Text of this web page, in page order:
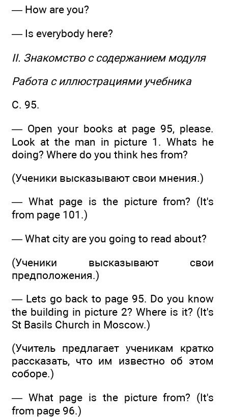
— How are you?
— Is everybody here?
II. Знакомство с содержанием модуля
Работа с иллюстрациями учебника
С. 95.
— Open your books at page 95, please.
Look at the man in picture 1. Whats he
doing? Where do you think hes from?
(Ученики высказывают свои мнения.)
— What page is the picture from? (It's
from page 101.)
— What city are you going to read about?
(Ученики высказывают свои
предположения.)
— Lets go back to page 95. Do you know
the building in picture 2? Where is it? (It's
St Basils Church in Moscow.)
(Учитель предлагает ученикам кратко
рассказать, что им известно об этом
соборе.)
— What page is the picture from? (It's
from page 96.)